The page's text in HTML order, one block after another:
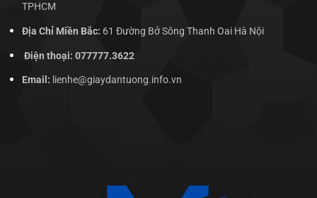
TPHCM
Địa Chỉ Miền Bắc: 61 Đường Bở Sông Thanh Oai Hà Nội
Điện thoại: 077777.3622
Email: lienhe@giaydantuong.info.vn